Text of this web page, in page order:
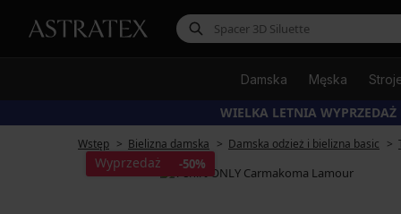
Damska Męska
WIELKA LETNIA
Wstęp Bielizna damska Damska odzież i bielizna basic
Wyprzedaż -50%